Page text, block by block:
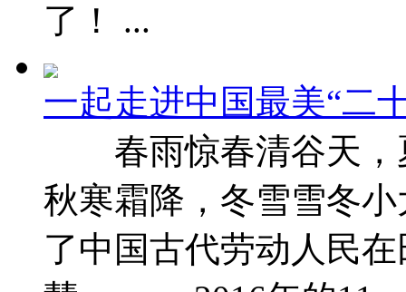
了！ ...
一起走进中国最美“二
春雨惊春清谷天
秋寒霜降，冬雪雪
了中国古代劳动人民